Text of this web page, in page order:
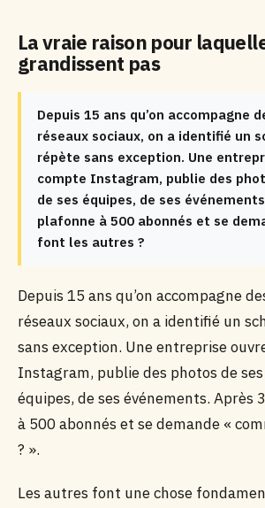
La vraie raison pour
grandissent pas
Depuis 15 ans qu’on accompagne
réseaux sociaux, on a identifié un
répète sans exception. Une
compte Instagram, publie des
de ses équipes, de ses
plafonne à 500 abonnés et se
font les autres ?
Depuis 15 ans qu’on accompagne
réseaux sociaux, on a identifié un
sans exception. Une entreprise
Instagram, publie des photos de
équipes, de ses événements. Après
à 500 abonnés et se demande «
? ».
Les autres font une chose